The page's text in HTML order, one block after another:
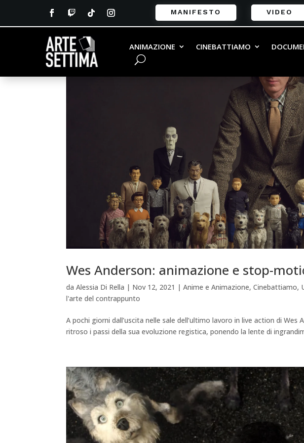
MANIFESTO VIDEO
ANIMAZIONE CINEBATTIAMO
Wes Anderson: animazione e stop-
daAlessia Di Rella | Nov 12, 2021 |Anime e Animazione,Cinebattiamo,
l'arte del contrappunto
A pochi giorni dall’uscita nelle sale dell’ultimo lavoro in live action di
ritroso i passi della sua evoluzione registica, ponendo la lente di